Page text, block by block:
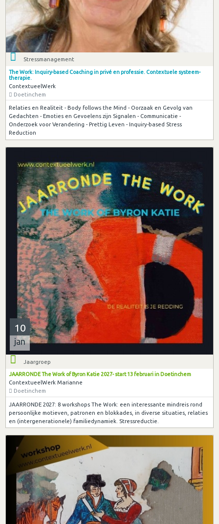
Stressmanagement
The Work: Inquiry-based Coaching in privé en professie. Contextuele systeem-
therapie.
ContextueelWerk
Doetinchem
Relaties en Realiteit - Body follows the Mind - Oorzaak en Gevolg van
Gedachten - Emoties en Gevoelens zijn Signalen - Communicatie -
Onderzoek voor Verandering - Prettig Leven - Inquiry-based Stress
Reduction
10
jan
Jaargroep
JAARRONDE The Work of Byron Katie 2027- start 13 februari in Doetinchem
ContextueelWerk Marianne
Doetinchem
JAARRONDE 2027: 8 workshops The Work: een interessante mindreis rond
persoonlijke motieven, patronen en blokkades, in diverse situaties, relaties
en (intergenerationele) familiedynamiek. Stressreductie.